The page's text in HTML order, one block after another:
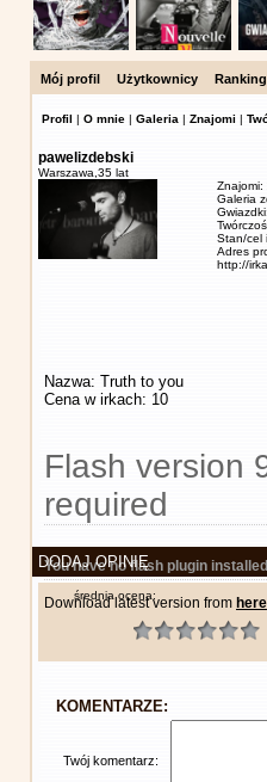
Mój profil Użytkownicy
Profil | O mnie | Galeria | Znajomi |
pawelizdebski
Warszawa, 35 lat
Znajomi:
Galeria
Stan/cel
Adres
http://
Nazwa: Truth to you
Cena w irkach: 10
Flash version
required
You have no flash plugin installed
Download latest version from here
DODAJ OPINIĘ
średnia ocena:
KOMENTARZE:
Twój komentarz: